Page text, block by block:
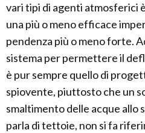
vari tipi di agenti atmosferici
una più o meno efficace
pendenza più o meno forte.
sistema per permettere il
è pur sempre quello di
spiovente, piuttosto che un
smaltimento delle acque allo
parla di tettoie, non si fa